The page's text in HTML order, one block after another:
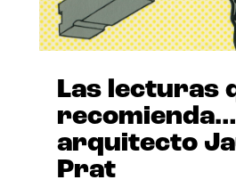
Las lecturas
arquitecto
Prat